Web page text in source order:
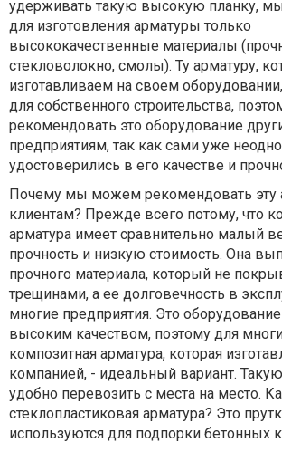
удерживать такую высокую планку,
для изготовления арматуры только
высококачественные материалы
стекловолокно, смолы). Ту арматуру,
изготавливаем на своем
для собственного строительства,
рекомендовать это оборудование
предприятиям, так как сами уже
удостоверились в его качестве и
Почему мы можем рекомендовать эту
клиентам? Прежде всего потому, что
арматура имеет сравнительно малый
прочность и низкую стоимость. Она
прочного материала, который не
трещинами, а ее долговечность в
многие предприятия. Это
высоким качеством, поэтому для
композитная арматура, которая
компанией, - идеальный вариант.
удобно перевозить с места на место.
стеклопластиковая арматура? Это
используются для подпорки бетонных